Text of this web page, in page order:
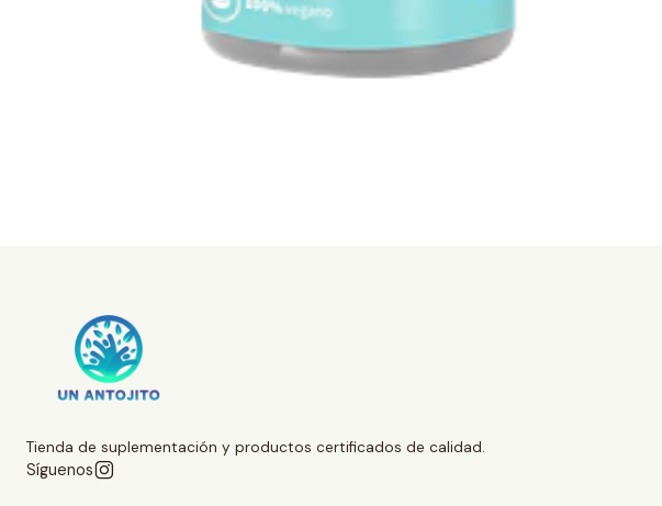
Tienda de suplementación y productos certificados de calidad.
Síguenos